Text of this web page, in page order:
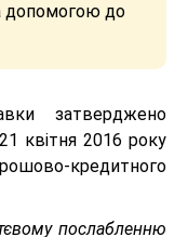
допомогою до
затверджено
квітня 2016 року
кредитного
послабленню